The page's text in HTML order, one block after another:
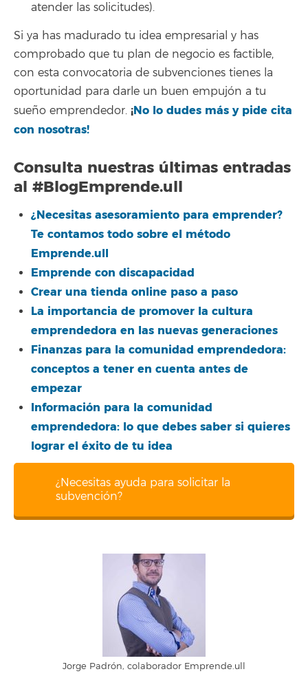
atender las solicitudes).
Si ya has madurado tu idea empresarial y has
comprobado que tu plan de negocio es factible,
con esta convocatoria de subvenciones tienes la
oportunidad para darle un buen empujón a tu
sueño emprendedor. ¡No lo dudes más y pide cita
con nosotras!
Consulta nuestras últimas entradas
al #BlogEmprende.ull
¿Necesitas asesoramiento para emprender?
Te contamos todo sobre el método
Emprende.ull
Emprende con discapacidad
Crear una tienda online paso a paso
La importancia de promover la cultura
emprendedora en las nuevas generaciones
Finanzas para la comunidad emprendedora:
conceptos a tener en cuenta antes de
empezar
Información para la comunidad
emprendedora: lo que debes saber si quieres
lograr el éxito de tu idea
¿Necesitas ayuda para solicitar la
subvención?
Jorge Padrón, colaborador Emprende.ull